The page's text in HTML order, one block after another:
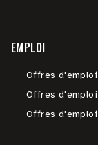
EMPLOI
Offres
Offres
Offres